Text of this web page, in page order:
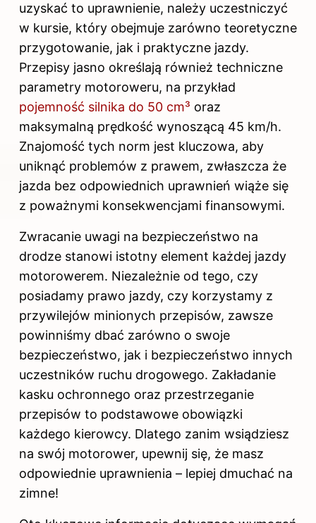
uzyskać to uprawnienie, należy uczestniczyć
w kursie, który obejmuje zarówno teoretyczne
przygotowanie, jak i praktyczne jazdy.
Przepisy jasno określają również techniczne
parametry motoroweru, na przykład
pojemność silnika do 50 cm³ oraz
maksymalną prędkość wynoszącą 45 km/h.
Znajomość tych norm jest kluczowa, aby
uniknąć problemów z prawem, zwłaszcza że
jazda bez odpowiednich uprawnień wiąże się
z poważnymi konsekwencjami finansowymi.
Zwracanie uwagi na bezpieczeństwo na
drodze stanowi istotny element każdej jazdy
motorowerem. Niezależnie od tego, czy
posiadamy prawo jazdy, czy korzystamy z
przywilejów minionych przepisów, zawsze
powinniśmy dbać zarówno o swoje
bezpieczeństwo, jak i bezpieczeństwo innych
uczestników ruchu drogowego. Zakładanie
kasku ochronnego oraz przestrzeganie
przepisów to podstawowe obowiązki
każdego kierowcy. Dlatego zanim wsiądziesz
na swój motorower, upewnij się, że masz
odpowiednie uprawnienia – lepiej dmuchać na
zimne!